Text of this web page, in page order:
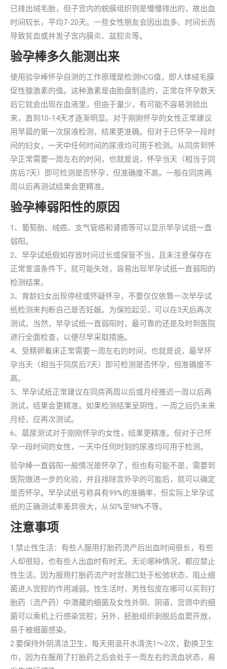
已排出绒毛胎，但子宫内的蜕膜组织则是慢慢排出的，故出血
时间较长，平均7-20天。一些女性朋友会因出血多、时间长而
导致贫血或并发子宫内膜炎、盆腔炎等。
验孕棒多久能测出来
使用验孕棒怀孕自测的工作原理是检测hCG值，即人体绒毛膜
促性腺激素的值。这种激素是由胎盘制造的，正常在怀孕数天
后它就会出现在血液里，但由于量少，有可能不容易测验出
来，直到10-14天才逐渐明显。对于刚刚怀孕的女性正常建议
用早晨的第一次尿液检测，结果更准确。但对于已怀孕一段时
间的妇女，一天中任何时间的尿液均可用于检测。从同房到怀
孕正常需要一周左右的时间，也就是说，怀孕当天（相当于同
房后7天）即可检测是否怀孕，但准确度不高。一般在同房两
周以后再测试结果会更精准。
验孕棒弱阳性的原因
1、葡萄胎、绒癌、支气管癌和肾癌等可以显示早孕试纸一直
弱阳。
2、早孕试纸假如存放时间过长或保管不当，且未注意保存在
正常室温条件下，就可能失效，容易出现早孕试纸一直弱阳的
检测结果。
3、育龄妇女出现停经或怀疑怀孕，不要仅仅依靠一次早孕试
纸检测来判断自己是否妊娠。为保险起见，可以在3天后再次
测试。当然，早孕试纸一直弱阳时，最可靠的还是及时到医院
进行全面检查，以便尽早采取措施。
4、受精卵着床正常需要一周左右的时间，也就是说，最早怀
孕当天（相当于同房后7天）即可检测是否怀孕，但准确度不
高。
5、早孕试纸正常建议在同房两周以后或月经推迟一周以后再
测试，结果会更精准。如果检测结果呈阴性，一周之后仍未来
月经，应再次测试。
6、晨尿测试对于刚刚怀孕的女性，结果更精准。但对于已怀
孕一段时间的女性，一天中任何时刻的尿液均可用于检测。
验孕棒一直弱阳一般情况是怀孕了，但也有可能不是，需要到
医院做进一步的化验，并且排除宫外孕的可能后，就可以确定
是否怀孕。早孕试纸号称具有99%的准确率，但实际上早孕试
纸的正确测试率差异很大，从50%至98%不等。
注意事项
1.禁止性生活：有些人服用打胎药流产后出血时间很长，有些
人却很短，也有些人出血时有时无。无论哪种情况，都应禁止
性生活。因为服用打胎药流产时宫颈口处于松弛状态，阻止细
菌进入宫腔的作用减弱。性生活时，男性包皮在哪可以买到打
胎药（流产药）中潜藏的细菌及女性外阴、阴道、宫颈中的细
菌可以乘机上行感染宫腔；另外，胚胎组织剥脱后血窦开放，
易于被细菌感染。
2.要保持外阴清洁卫生，每天用温开水清洗1～2次，勤换卫生
巾，因为在服用了打胎药之后会处于一周左右的流血状态，易